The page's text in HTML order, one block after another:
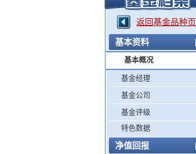
返回基金品种页
基本资料
基本概况
基金经理
基金公司
基金评级
特色数据
净值回报